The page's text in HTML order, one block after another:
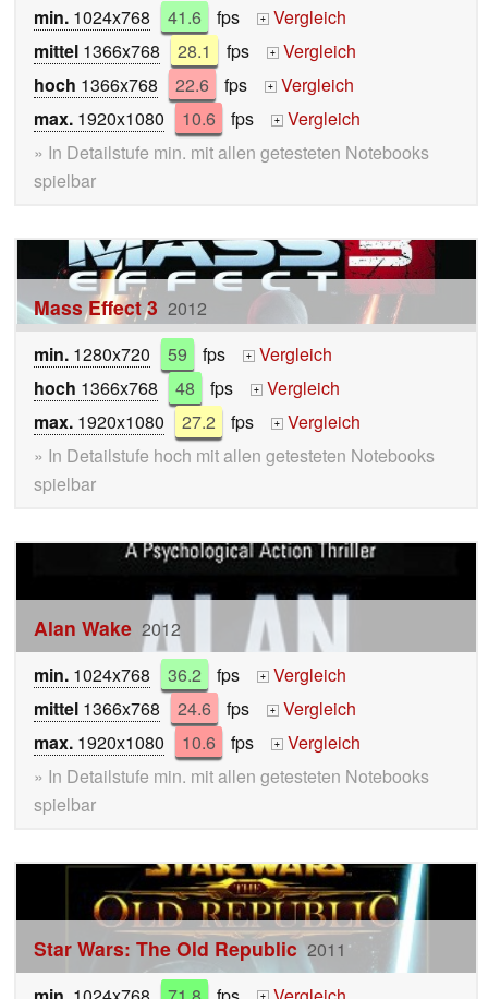
min. 1024x768 41.6 fps +
Vergleich
mittel 1366x768 28.1 fps +
Vergleich
hoch 1366x768 22.6 fps +
Vergleich
max. 1920x1080 10.6 fps +
Vergleich
» In Detailstufe min. mit allen getesteten Notebooks
spielbar
Mass Effect 3 2012
min. 1280x720 59 fps +
Vergleich
hoch 1366x768 48 fps +
Vergleich
max. 1920x1080 27.2 fps +
Vergleich
» In Detailstufe hoch mit allen getesteten Notebooks
spielbar
Alan Wake 2012
min. 1024x768 36.2 fps +
Vergleich
mittel 1366x768 24.6 fps +
Vergleich
max. 1920x1080 10.6 fps +
Vergleich
» In Detailstufe min. mit allen getesteten Notebooks
spielbar
Star Wars: The Old Republic 2011
+